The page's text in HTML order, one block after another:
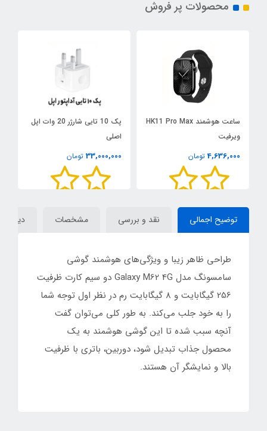
محصولات پر فروش
ساعت هوشمند HK11 Pro Max
ویرفیت
4,636,000 تومان
پک 10 تایی شارژر 20 وات اپل
اصلی
33,000,000 تومان
توضیح اجمالی نقد و بررسی مشخصات
طراحی ظاهر زیبا و ویژگی‌های هوشمند گوشی
سامسونگ مدل Galaxy M62 4G دو سیم کارت ظرفیت
256 گیگابایت و 8 گیگابایت رم در نظر اول توجه شما
را به خود جلب می‌کند. به طور کلی می‌توان گفت
آنچه سبب شده تا این گوشی هوشمند به یک
محصول جذاب تبدیل شود، دوربین، باتری با ظرفیت
بالا و نمایشگر آن هستند.